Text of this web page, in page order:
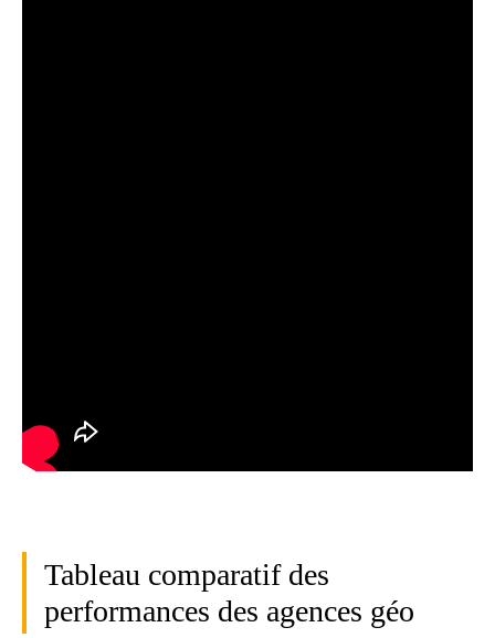
Tableau comparatif des
performances des agences géo